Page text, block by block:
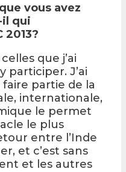
vous avez
il qui
que j’ai
participer. J’ai
partie de la
internationale,
le permet
le plus
entre l’Inde
et c’est sans
et les autres